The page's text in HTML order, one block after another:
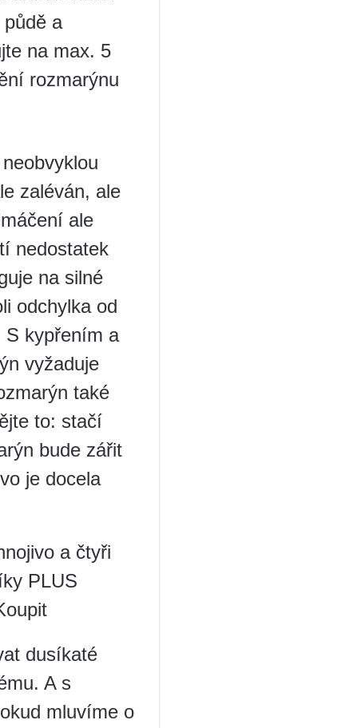
a
na max. 5
rozmarýnu
zaléván, ale
ale
nedostatek
na silné
odchylka od
S kypřením a
vyžaduje
také
to: stačí
bude zářit
je docela
a čtyři
PLUS
dusíkaté
A s
mluvíme o